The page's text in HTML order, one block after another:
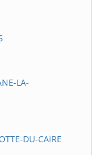
LA-
DU-CAiRE